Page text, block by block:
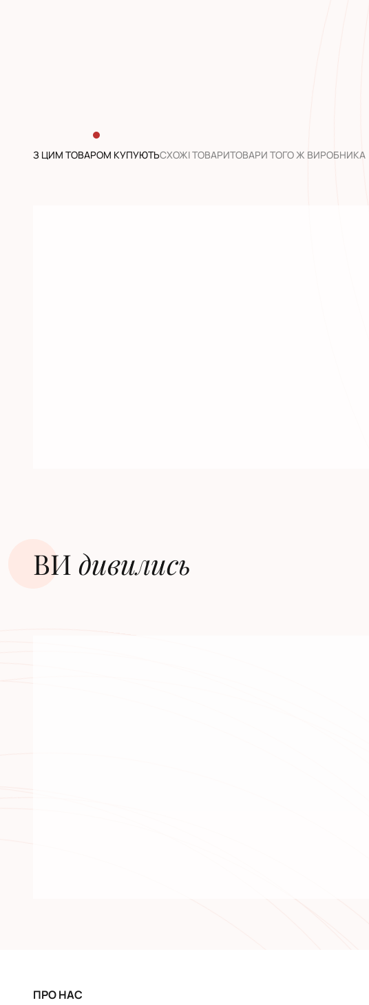
З ЦИМ ТОВАРОМ КУПУЮТЬCХОЖІ ТОВАРИТОВАРИ ТОГО Ж ВИРОБНИКА
ВИ дивилиcь
ПРО НАС